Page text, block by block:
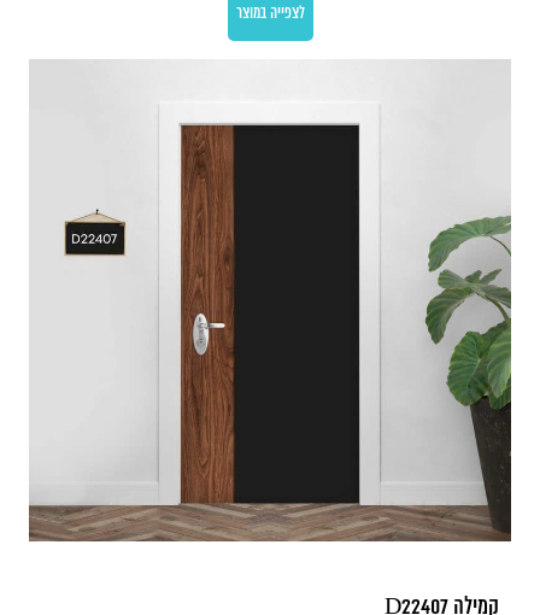
לצפייה במוצר
קמילה D22407